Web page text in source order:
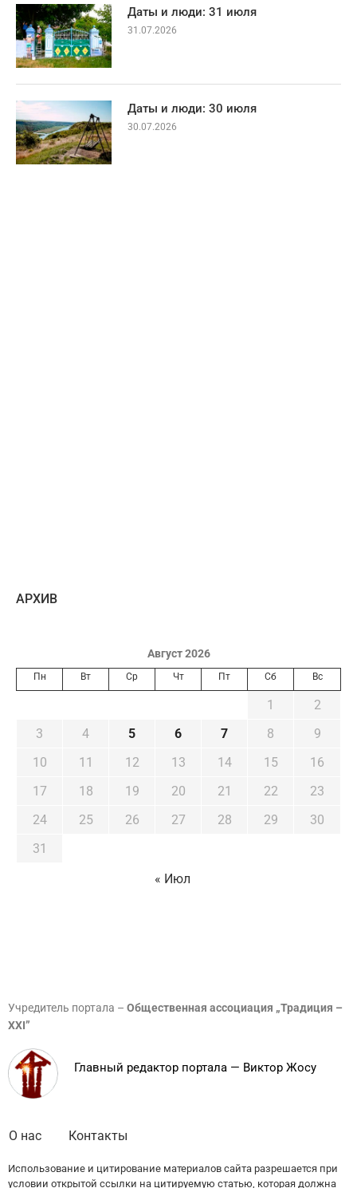
Даты и люди: 31 июля
31.07.2026
Даты и люди: 30 июля
30.07.2026
AРХИВ
Август 2026
Пн Вт Ср Чт Пт Сб Вс
1
2
3
4 5 6 7 8
9
10
11 12 13 14 15
16
17
18 19 20 21 22
23
24
25 26 27 28 29
30
31
« Июл
Учредитель портала – Общественная ассоциация „Традиция –
XXI”
Главный редактор портала — Виктор Жосу
О нас Контакты
Использование и цитирование материалов сайта разрешается при
условии открытой ссылки на цитируемую статью, которая должна